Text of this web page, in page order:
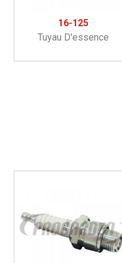
16-125
Tuyau D'essence